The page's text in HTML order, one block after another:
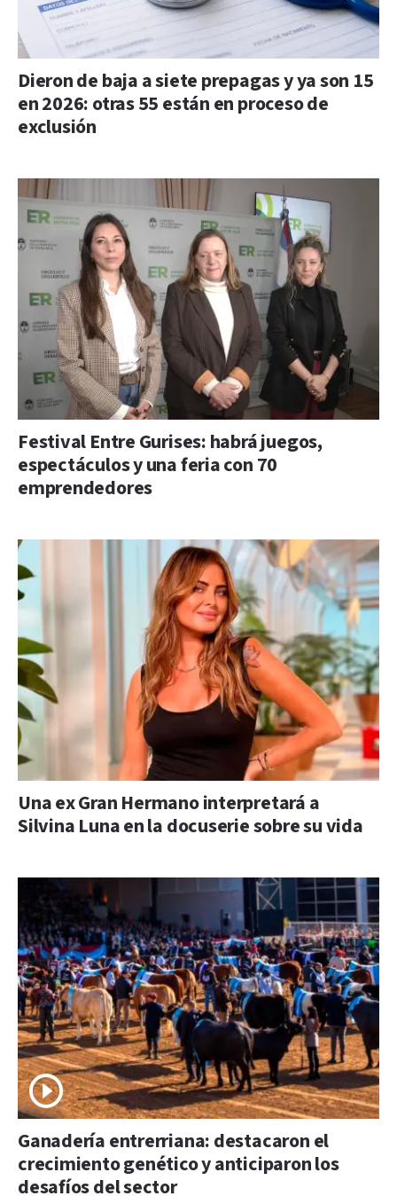
Dieron de baja a siete prepagas y ya son 15
en 2026: otras 55 están en proceso de
exclusión
Festival Entre Gurises: habrá juegos,
espectáculos y una feria con 70
emprendedores
Una ex Gran Hermano interpretará a
Silvina Luna en la docuserie sobre su vida
Ganadería entrerriana: destacaron el
crecimiento genético y anticiparon los
desafíos del sector